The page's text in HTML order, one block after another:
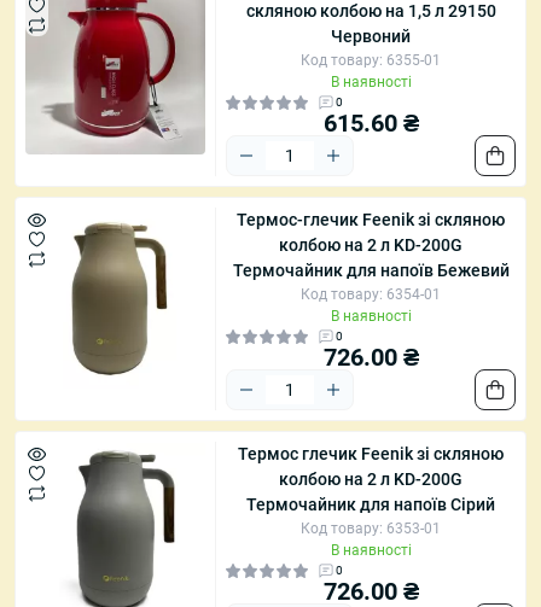
скляною колбою на 1,5 л 29150
Червоний
Код товару: 6355-01
В наявності
0
615.60 ₴
Термос-глечик Feenik зі скляною
колбою на 2 л KD-200G
Термочайник для напоїв Бежевий
Код товару: 6354-01
В наявності
0
726.00 ₴
Термос глечик Feenik зі скляною
колбою на 2 л KD-200G
Термочайник для напоїв Сірий
Код товару: 6353-01
В наявності
0
726.00 ₴